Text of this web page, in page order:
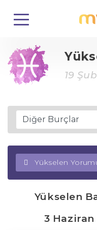
19
Yükselen
Yükselen
3 Haziran